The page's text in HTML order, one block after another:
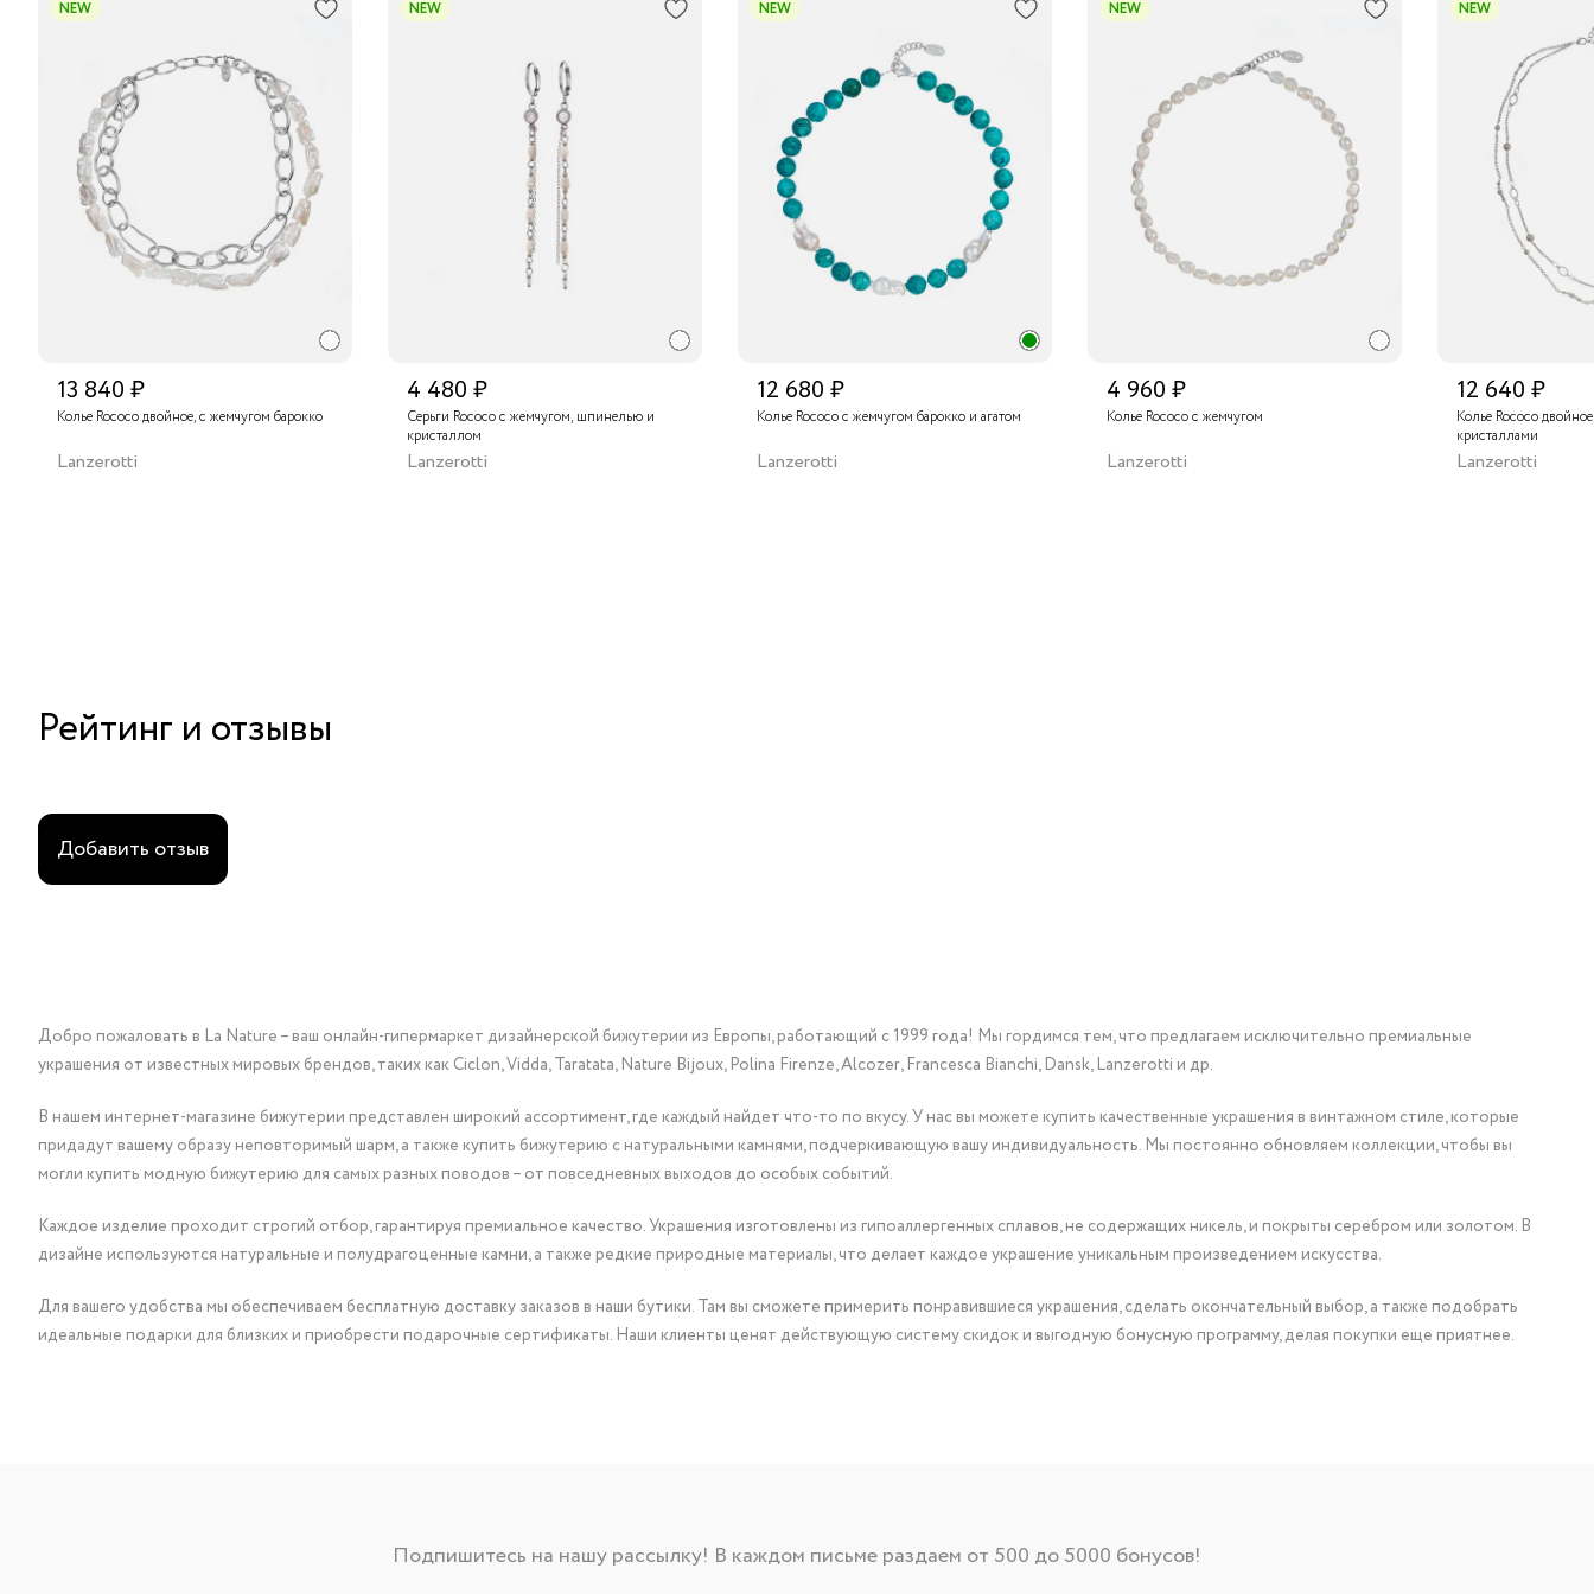
NEW
13 840 ₽
Колье Rococo двойное, с жемчугом барокко
Lanzerotti
NEW
4 480 ₽
Серьги Rococo с жемчугом, шпинелью и
кристаллом
Lanzerotti
NEW
12 680 ₽
Колье Rococo с жемчугом барокко и агатом
Lanzerotti
NEW
4 960 ₽
Колье Rococo с жемчугом
Lanzerotti
NEW
12 640 ₽
Колье Rococo
кристаллами
Lanzerotti
Рейтинг и отзывы
Добавить отзыв
Добро пожаловать в La Nature – ваш онлайн-гипермаркет дизайнерской бижутерии из Европы, работающий с 1999 года! Мы гордимся тем, что предлагаем исключительно премиальные
украшения от известных мировых брендов, таких как Ciclon, Vidda, Taratata, Nature Bijoux, Polina Firenze, Alcozer, Francesca Bianchi, Dansk, Lanzerotti и др.
В нашем интернет-магазине бижутерии представлен широкий ассортимент, где каждый найдет что-то по вкусу. У нас вы можете купить качественные украшения в винтажном стиле, которые
придадут вашему образу неповторимый шарм, а также купить бижутерию с натуральными камнями, подчеркивающую вашу индивидуальность. Мы постоянно обновляем коллекции, чтобы вы
могли купить модную бижутерию для самых разных поводов – от повседневных выходов до особых событий.
Каждое изделие проходит строгий отбор, гарантируя премиальное качество. Украшения изготовлены из гипоаллергенных сплавов, не содержащих никель, и покрыты серебром или золотом. В
дизайне используются натуральные и полудрагоценные камни, а также редкие природные материалы, что делает каждое украшение уникальным произведением искусства.
Для вашего удобства мы обеспечиваем бесплатную доставку заказов в наши бутики. Там вы сможете примерить понравившиеся украшения, сделать окончательный выбор, а также подобрать
идеальные подарки для близких и приобрести подарочные сертификаты. Наши клиенты ценят действующую систему скидок и выгодную бонусную программу, делая покупки еще приятнее.
Подпишитесь на нашу рассылку! В каждом письме раздаем от 500 до 5000 бонусов!